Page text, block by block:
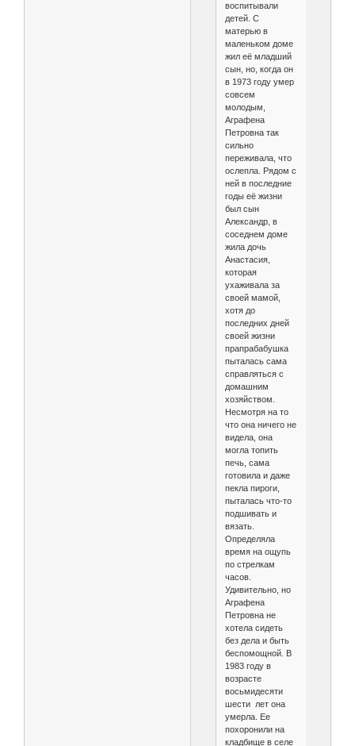
воспитывали
детей. С
матерью в
маленьком доме
жил её младший
сын, но, когда он
в 1973 году умер
совсем
молодым,
Аграфена
Петровна так
сильно
переживала, что
ослепла. Рядом с
ней в последние
годы её жизни
был сын
Александр, в
соседнем доме
жила дочь
Анастасия,
которая
ухаживала за
своей мамой,
хотя до
последних дней
своей жизни
прапрабабушка
пыталась сама
справляться с
домашним
хозяйством.
Несмотря на то
что она ничего не
видела, она
могла топить
печь, сама
готовила и даже
пекла пироги,
пыталась что-то
подшивать и
вязать.
Определяла
время на ощупь
по стрелкам
часов.
Удивительно, но
Аграфена
Петровна не
хотела сидеть
без дела и быть
беспомощной. В
1983 году в
возрасте
восьмидесяти
шести лет она
умерла. Ее
похоронили на
кладбище в селе